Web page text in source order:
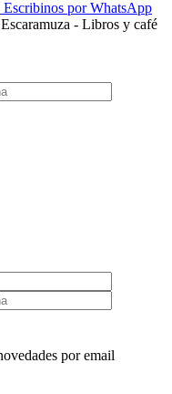
Escribinos por WhatsApp
- Libros y café
por email